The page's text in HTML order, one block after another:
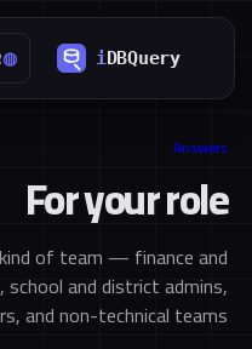
◍
Answers
For your role
of team — finance and
and district admins,
and non-technical teams.